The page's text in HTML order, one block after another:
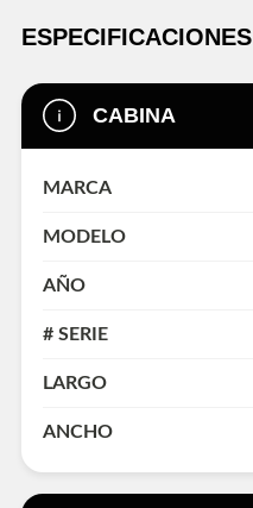
ESPECIFICACIONES
CABINA
MARCA
MODELO
AÑO
# SERIE
LARGO
ANCHO